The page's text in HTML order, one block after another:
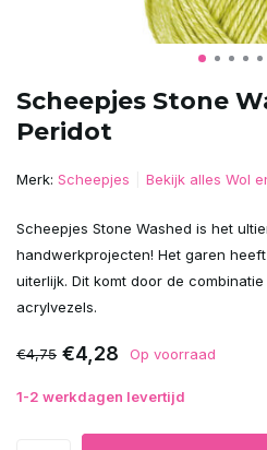
Scheepjes Stone
Peridot
Merk: Scheepjes Bekijk alles Wol
Scheepjes Stone Washed is het
handwerkprojecten! Het garen
uiterlijk. Dit komt door de
acrylvezels.
€4,75 €4,28 Op voorraad
1-2 werkdagen levertijd